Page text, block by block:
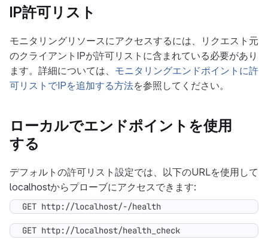
IP許可リスト
モニタリングリソースにアクセスするには、リクエスト元
のクライアントIPが許可リストに含まれている必要があり
ます。詳細については、 モニタリングエンドポイントに許
可リストでIPを追加する方法を参照してください。
ローカルでエンドポイントを使用
する
デフォルトの許可リスト設定では、以下のURLを使用して
localhostからプローブにアクセスできます:
GET http://localhost/-/health
GET http://localhost/health_check